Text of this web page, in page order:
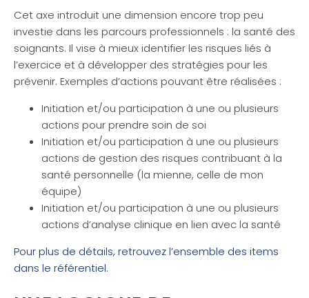
Cet axe introduit une dimension encore trop peu
investie dans les parcours professionnels : la santé des
soignants. Il vise à mieux identifier les risques liés à
l’exercice et à développer des stratégies pour les
prévenir. Exemples d’actions pouvant être réalisées :
Initiation et/ou participation à une ou plusieurs
actions pour prendre soin de soi
Initiation et/ou participation à une ou plusieurs
actions de gestion des risques contribuant à la
santé personnelle (la mienne, celle de mon
équipe)
Initiation et/ou participation à une ou plusieurs
actions d’analyse clinique en lien avec la santé
Pour plus de détails, retrouvez l’ensemble des items
dans le référentiel.